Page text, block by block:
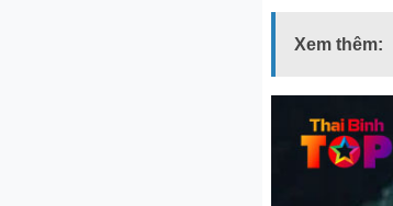
Xem thêm: